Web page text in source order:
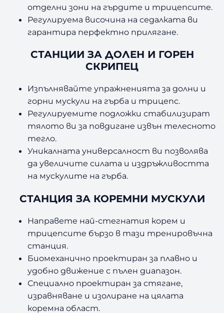
отделни зони на гърдите и трицепсите.
Регулируема височина на седалката ви
гарантира перфектно прилягане.
СТАНЦИИ ЗА ДОЛЕН И ГОРЕН
СКРИПЕЦ
Изпълнявайте упражненията за долни и
горни мускули на гърба и трицепс.
Регулируемите подложки стабилизират
тялото ви за повдигане извън телесното
тегло.
Уникалната универсалност ви позволява
да увеличите силата и издръжливостта
на мускулите на гърба.
СТАНЦИЯ ЗА КОРЕМНИ МУСКУЛИ
Направете най-стегнатия корем и
трицепсите бързо в тази тренировъчна
станция.
Биомеханично проектиран за плавно и
удобно движение с пълен диапазон.
Специално проектиран за стягане,
изравняване и изолиране на цялата
коремна област.